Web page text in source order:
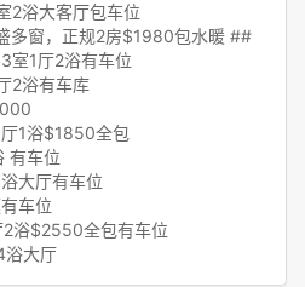
2浴大客厅包车位
多窗，正规2房$1980包水暖 ##
室1厅2浴有车位
2浴有车库
1浴$1850全包
有车位
大厅有车位
车位
浴$2550全包有车位
浴大厅